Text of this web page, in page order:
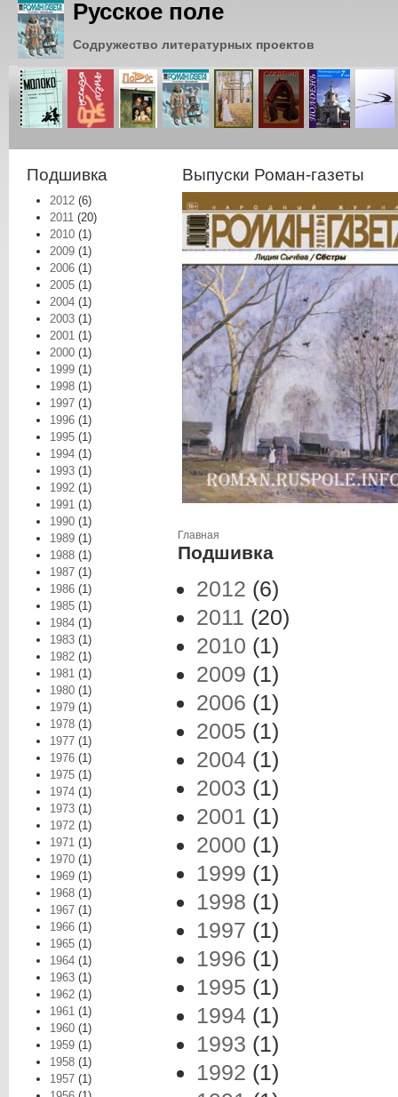
Русское поле
Содружество литературных проектов
Подшивка
2012 (6)
2011 (20)
2010 (1)
2009 (1)
2006 (1)
2005 (1)
2004 (1)
2003 (1)
2001 (1)
2000 (1)
1999 (1)
1998 (1)
1997 (1)
1996 (1)
1995 (1)
1994 (1)
1993 (1)
1992 (1)
1991 (1)
1990 (1)
1989 (1)
1988 (1)
1987 (1)
1986 (1)
1985 (1)
1984 (1)
1983 (1)
1982 (1)
1981 (1)
1980 (1)
1979 (1)
1978 (1)
1977 (1)
1976 (1)
1975 (1)
1974 (1)
1973 (1)
1972 (1)
1971 (1)
1970 (1)
1969 (1)
1968 (1)
1967 (1)
1966 (1)
1965 (1)
1964 (1)
1963 (1)
1962 (1)
1961 (1)
1960 (1)
1959 (1)
1958 (1)
1957 (1)
Выпуски Роман-газеты
Вы здесь
Главная
Подшивка
2012 (6)
2011 (20)
2010 (1)
2009 (1)
2006 (1)
2005 (1)
2004 (1)
2003 (1)
2001 (1)
2000 (1)
1999 (1)
1998 (1)
1997 (1)
1996 (1)
1995 (1)
1994 (1)
1993 (1)
1992 (1)